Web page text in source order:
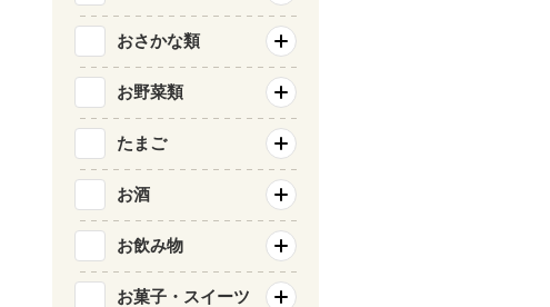
おさかな類
お野菜類
たまご
お酒
お飲み物
お菓子・スイーツ